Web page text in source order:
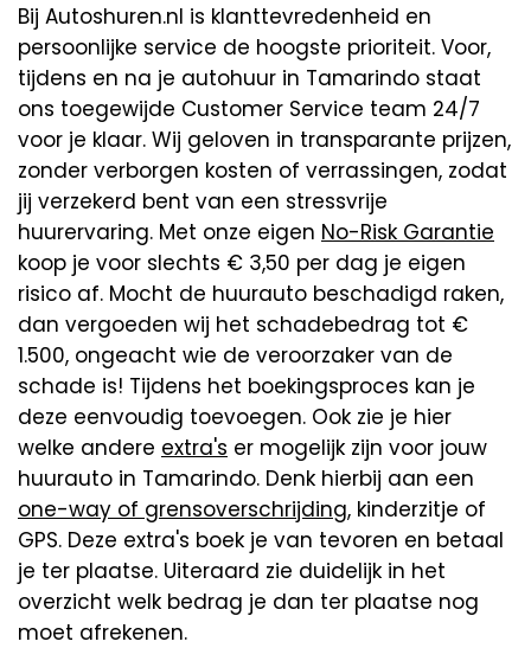
Bij Autoshuren.nl is klanttevredenheid en
persoonlijke service de hoogste prioriteit. Voor,
tijdens en na je autohuur in Tamarindo staat
ons toegewijde Customer Service team 24/7
voor je klaar. Wij geloven in transparante prijzen,
zonder verborgen kosten of verrassingen, zodat
jij verzekerd bent van een stressvrije
huurervaring. Met onze eigen No-Risk Garantie
koop je voor slechts € 3,50 per dag je eigen
risico af. Mocht de huurauto beschadigd raken,
dan vergoeden wij het schadebedrag tot €
1.500, ongeacht wie de veroorzaker van de
schade is! Tijdens het boekingsproces kan je
deze eenvoudig toevoegen. Ook zie je hier
welke andere extra's er mogelijk zijn voor jouw
huurauto in Tamarindo. Denk hierbij aan een
one-way of grensoverschrijding, kinderzitje of
GPS. Deze extra's boek je van tevoren en betaal
je ter plaatse. Uiteraard zie duidelijk in het
overzicht welk bedrag je dan ter plaatse nog
moet afrekenen.